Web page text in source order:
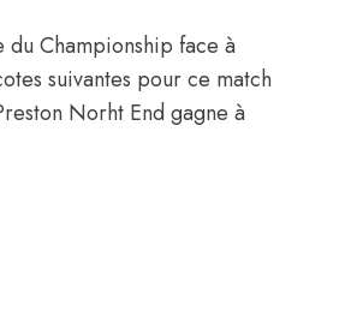
Championship face à
suivantes pour ce match
Norht End gagne à